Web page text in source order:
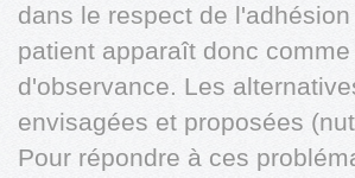
dans le respect de
patient apparaît donc
d'observance. Les
envisagées et proposées
Pour répondre à ces